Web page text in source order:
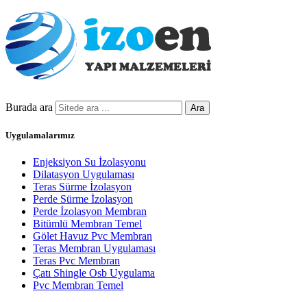
Burada ara Ara
Uygulamalarımız
Enjeksiyon Su İzolasyonu
Dilatasyon Uygulaması
Teras Sürme İzolasyon
Perde Sürme İzolasyon
Perde İzolasyon Membran
Bitümlü Membran Temel
Gölet Havuz Pvc Membran
Teras Membran Uygulaması
Teras Pvc Membran
Çatı Shingle Osb Uygulama
Pvc Membran Temel